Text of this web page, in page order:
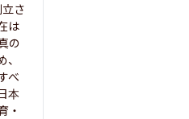
さ
は
の
べ
本
・